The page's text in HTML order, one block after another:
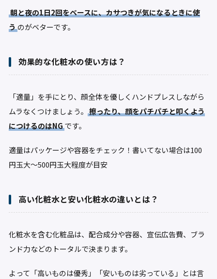
朝と夜の1日2回をベースに、カサつきが気になるときに使
うのがベターです。
効果的な化粧水の使い方は？
「適量」を手にとり、顔全体を優しくハンドプレスしながら
ムラなくつけましょう。 擦ったり、顔をパチパチと叩くよう
につけるのはNGです。
適量はパッケージや容器をチェック！書いてない場合は100
円玉大～500円玉大程度が目安
高い化粧水と安い化粧水の違いとは？
化粧水を含む化粧品は、配合成分や容器、宣伝広告費、ブラ
ンド力などのトータルで決まります。
よって「高いものは優秀」「安いものは劣っている」とは言